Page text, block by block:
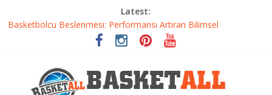
Latest:
Etkili Basketbol Antrenmanı Nasıl Olmalı
Basketbolcu Beslenmesi: Performansı Artıran Bilimsel
Iverson’dan Kyrie’e: Top Sürme Sanatının Dramatik Evrimi
Dünyanın En İyi Basketbol Takımı: Gerçek Şampiyon Kim?